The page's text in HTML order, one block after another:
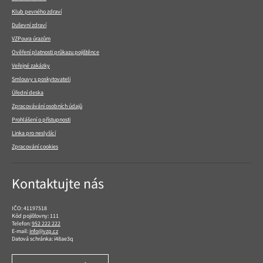
Klub pevného zdraví
Duševní zdraví
VZPoura úrazům
Ověření platnosti průkazu pojištěnce
Veřejné zakázky
Smlouvy s poskytovateli
Úřední deska
Zpracovávání osobních údajů
Prohlášení o přístupnosti
Linka pro neslyšící
Zpracování cookies
Kontaktujte nás
IČO: 41197518
Kód pojišťovny: 111
Telefon:952 222 222
E-mail:info@vzp.cz
Datová schránka: i48ae3q